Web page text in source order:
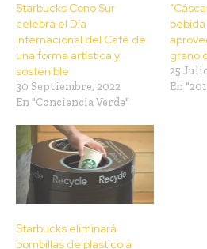
Starbucks Cono Sur
celebra el Día
Internacional del Café de
una forma artística y
sostenible
30 Septiembre, 2022
En "Conciencia Verde"
grano
25
En
Starbucks eliminará
bombillas de plastico a